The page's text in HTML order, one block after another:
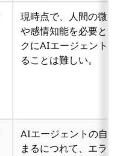
現時点で、人間の微妙
や感情知能を必要とす
クにAIエージェントが
ることは難しい。
AIエージェントの自律
まるにつれて、エラー